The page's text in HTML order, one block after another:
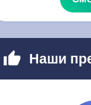
 Наши